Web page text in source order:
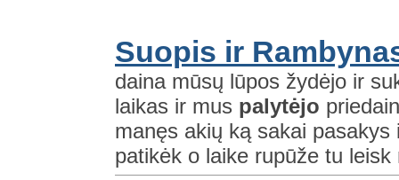
Suopis ir
daina mūsų lūpos žydėjo ir
laikas ir mus palytėjo
manęs akių ką sakai
patikėk o laike rupūže tu